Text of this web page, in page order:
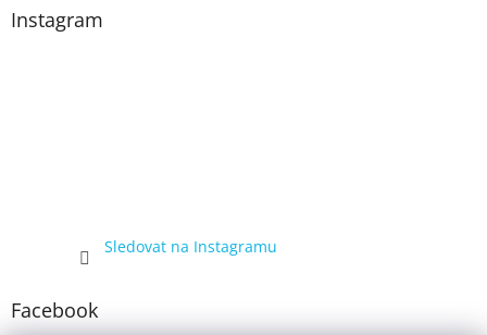
Instagram
Sledovat na Instagramu
Facebook